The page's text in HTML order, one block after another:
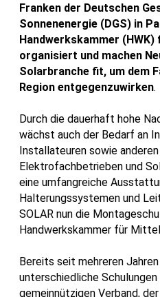
Franken der Deutschen
Sonnenenergie (DGS) in
Handwerkskammer
organisiert und machen
Solarbranche fit, um dem
Region entgegenzuwirken.
Durch die dauerhaft hohe
wächst auch der Bedarf an
Installateuren sowie
Elektrofachbetrieben und
eine umfangreiche
Halterungssystemen und
SOLAR nun die
Handwerkskammer für
Bereits seit mehreren
unterschiedliche Schulungen
gemeinnützigen Verband,